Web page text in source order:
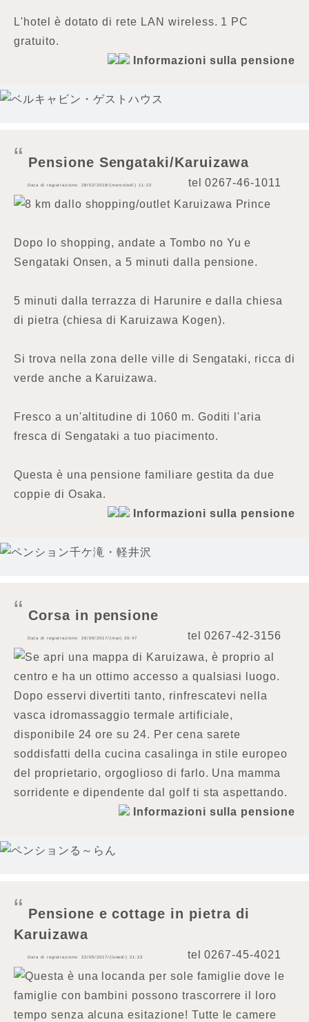
L'hotel è dotato di rete LAN wireless. 1 PC
gratuito.
Informazioni sulla pensione
Pensione Sengataki/Karuizawa
tel0267-46-1011
Data di registrazione: 28/02/2018/(mercoledì) 11:22
8 km dallo shopping/outlet Karuizawa Prince
Dopo lo shopping, andate a Tombo no Yu e
Sengataki Onsen, a 5 minuti dalla pensione.
5 minuti dalla terrazza di Harunire e dalla chiesa
di pietra (chiesa di Karuizawa Kogen).
Si trova nella zona delle ville di Sengataki, ricca di
verde anche a Karuizawa.
Fresco a un'altitudine di 1060 m. Goditi l'aria
fresca di Sengataki a tuo piacimento.
Questa è una pensione familiare gestita da due
coppie di Osaka.
Informazioni sulla pensione
Corsa in pensione
tel0267-42-3156
Data di registrazione: 26/09/2017/(mar) 20:47
Se apri una mappa di Karuizawa, è proprio al
centro e ha un ottimo accesso a qualsiasi luogo.
Dopo esservi divertiti tanto, rinfrescatevi nella
vasca idromassaggio termale artificiale,
disponibile 24 ore su 24. Per cena sarete
soddisfatti della cucina casalinga in stile europeo
del proprietario, orgoglioso di farlo. Una mamma
sorridente e dipendente dal golf ti sta aspettando.
Informazioni sulla pensione
Pensione e cottage in pietra di
Karuizawa
tel0267-45-4021
Data di registrazione: 22/05/2017/(lunedì) 21:23
Questa è una locanda per sole famiglie dove le
famiglie con bambini possono trascorrere il loro
tempo senza alcuna esitazione! Tutte le camere